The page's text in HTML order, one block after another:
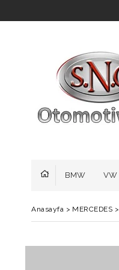
BMW VW
Anasayfa > MERCEDES >